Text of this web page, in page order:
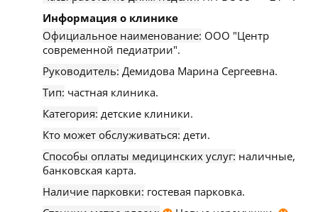
Информация о клинике
Официальное наименование: ООО "Центр
современной педиатрии".
Руководитель: Демидова Марина Сергеевна.
Тип: частная клиника.
Категория: детские клиники.
Кто может обслуживаться: дети.
Способы оплаты медицинских услуг: наличные,
банковская карта.
Наличие парковки: гостевая парковка.